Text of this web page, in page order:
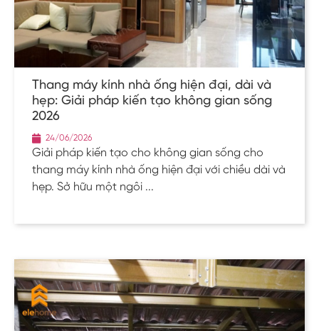
Thang máy kính nhà ống hiện đại, dài và
hẹp: Giải pháp kiến tạo không gian sống
2026
24/06/2026
Giải pháp kiến tạo cho không gian sống cho
thang máy kính nhà ống hiện đại với chiều dài và
hẹp. Sở hữu một ngôi ...